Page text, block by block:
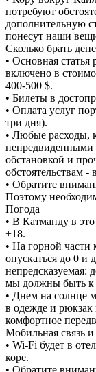
потребуют
дополнительную
понесут наши
Сколько брать
• Основная статья
включено в
400-500 $.
• Билеты в
• Оплата услуг
три дня).
• Любые расходы,
непредвиденными
обстановкой и
обстоятельствам -
• Обратите
Поэтому
Погода
• В Катманду в
+18.
• На горной
опускаться до 0 и
непредсказуемая:
мы должны быть к
• Днем на солнце
в одежде и рюкзак
комфортное
Мобильная связь
• Wi-Fi будет в
коре.
• Обратите